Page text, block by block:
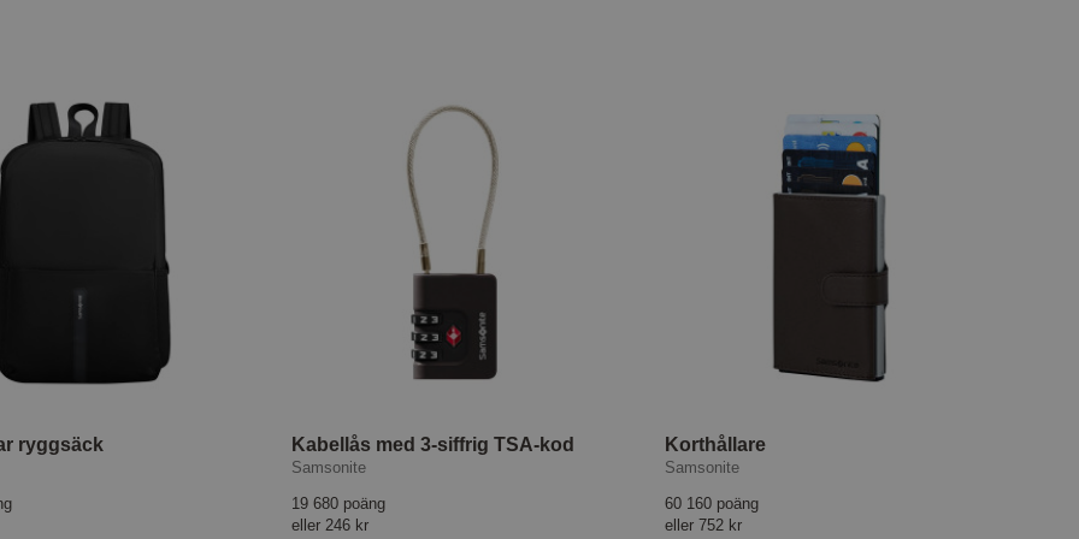
ryggsäck Kabellås med 3-siffrig TSA-kod
Samsonite
19 680 poäng
eller 246 kr
Korthållare
Samsonite
60 160 poäng
eller 752 kr